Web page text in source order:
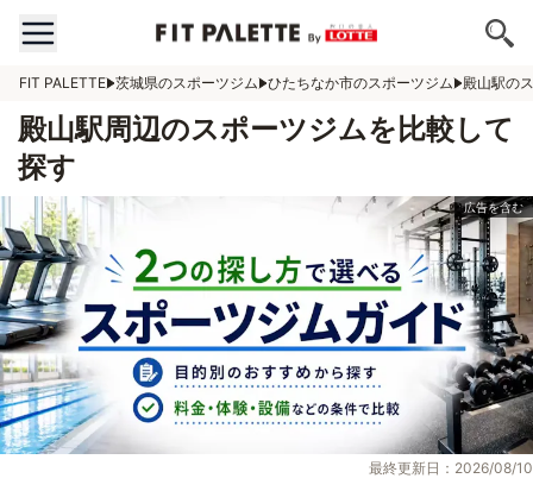
FIT PALETTE 茨城県のスポーツジム ひたちなか市のスポーツジム 殿山駅の
殿山駅周辺のスポーツジムを比較して
探す
最終更新日：2026/08/10